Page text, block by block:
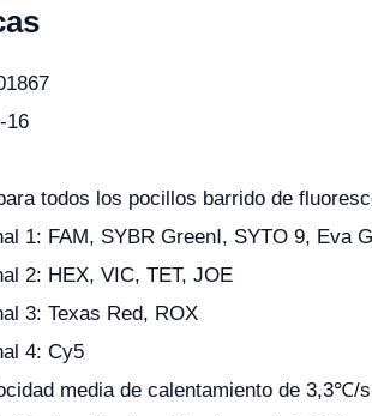
16
todos los pocillos barrido de
1: FAM, SYBR GreenⅠ, SYTO 9, Eva
2: HEX, VIC, TET, JOE
3: Texas Red, ROX
4: Cy5
media de calentamiento de